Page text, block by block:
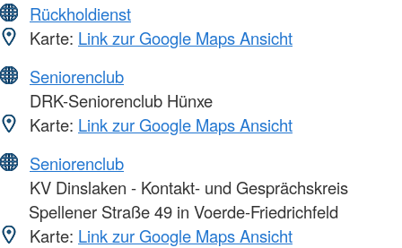
Rückholdienst
Karte: Link zur Google Maps Ansicht
Seniorenclub
DRK-Seniorenclub Hünxe
Karte: Link zur Google Maps Ansicht
Seniorenclub
KV Dinslaken - Kontakt- und Gesprächskreis
Spellener Straße 49 in Voerde-Friedrichfeld
Karte: Link zur Google Maps Ansicht